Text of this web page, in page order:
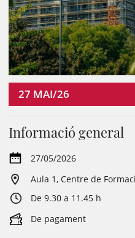
27 MAI/26
Informació general
27/05/2026
Aula 1, Centre de
De 9.30 a 11.45 h
De pagament